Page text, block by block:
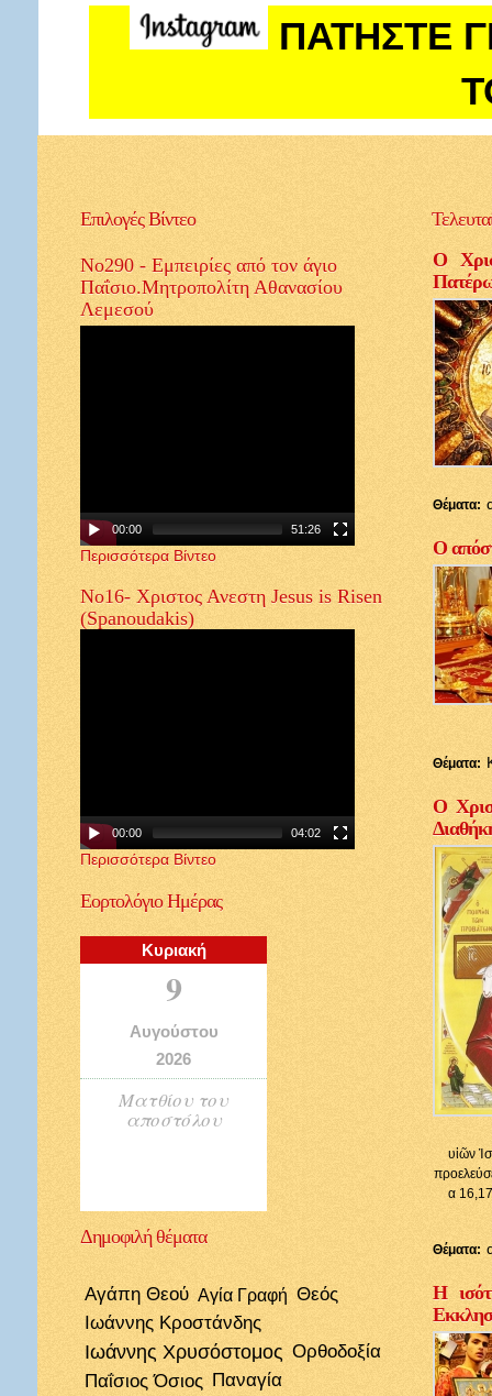
ΠΑΤΗΣΤΕ
ΕπιλογέςΒίντεο
No290 - Εμπειρίες από τον άγιο
Παΐσιο.Μητροπολίτη Αθανασίου
Λεμεσού
00:00 51:26
Περισσότερα Βίντεο
Νο16- Χριστος Ανεστη Jesus is Risen
(Spanoudakis)
00:00 04:02
Περισσότερα Βίντεο
ΕορτολόγιοΗμέρας
Κυριακή
9
Αυγούστου
2026
Ματθίου του
αποστόλου
Δημοφιλήθέματα
Αγάπη Θεού Αγία Γραφή Θεός
Ιωάννης Κροστάνδης
Ιωάννης Χρυσόστομος Ορθοδοξία
Παΐσιος Όσιος Παναγία
Ο
Θέματα:
Ο
Θέματα:
Ο
υἱῶν
α 16,17
Θέματα:
Η